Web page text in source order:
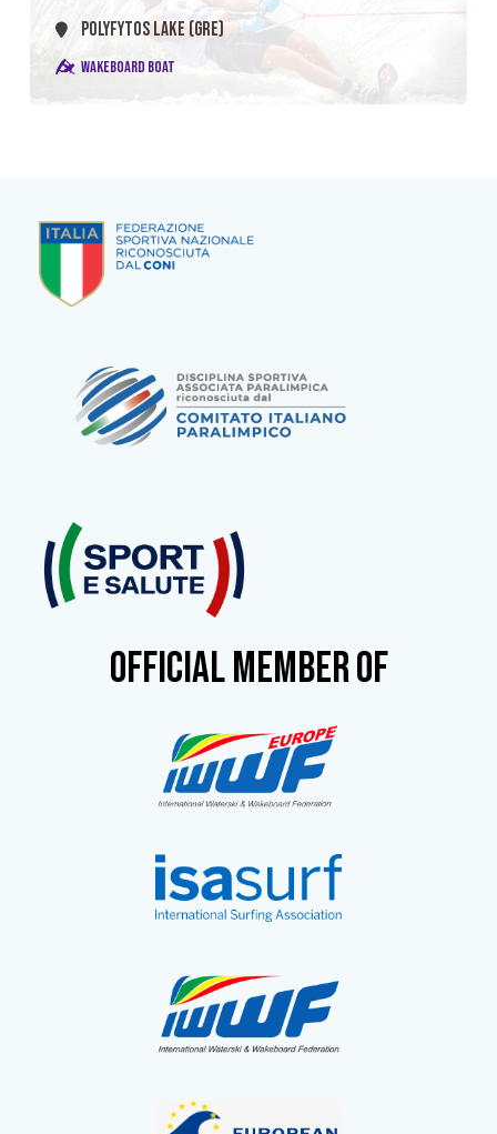
POLYFYTOS LAKE (GRE)
WAKEBOARD BOAT
OFFICIAL MEMBER OF